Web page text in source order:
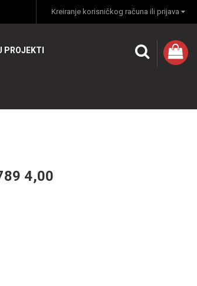
Kreiranje korisničkog računa ili prijava
PROJEKTI
4,00